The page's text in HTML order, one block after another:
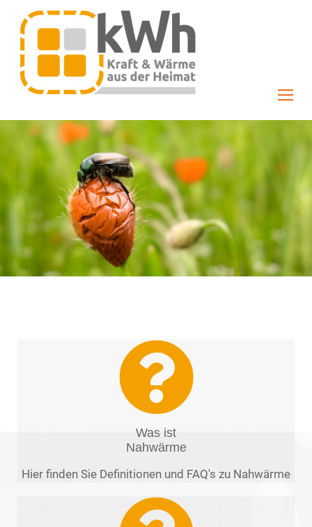
Was ist
Nahwärme
Hier finden Sie Definitionen und FAQ's zu Nahwärme